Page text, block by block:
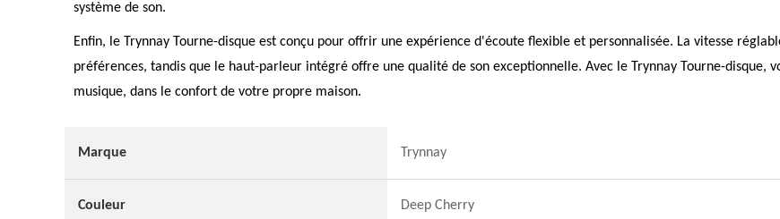
système de son.
Enfin, le Trynnay Tourne-disque est conçu pour offrir une expérience d'écoute flexible et personnalisée. La vitesse
préférences, tandis que le haut-parleur intégré offre une qualité de son exceptionnelle. Avec le Trynnay Tourne-disque,
musique, dans le confort de votre propre maison.
Marque Trynnay
Couleur Deep Cherry